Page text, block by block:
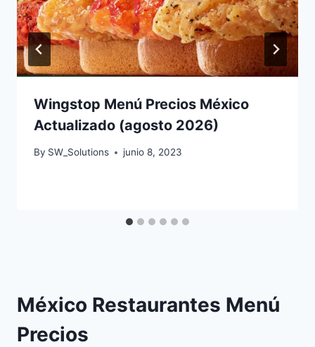
Wingstop Menú Precios México
Actualizado (agosto 2026)
By SW_Solutions junio 8, 2023
México Restaurantes Menú
Precios